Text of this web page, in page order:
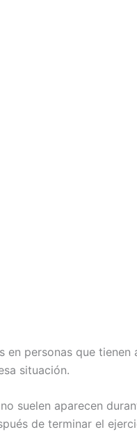
en personas que
situación.
suelen aparecen
de terminar el